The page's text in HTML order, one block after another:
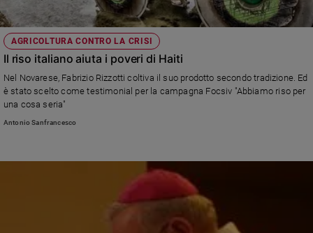
AGRICOLTURA CONTRO LA CRISI
Il riso italiano aiuta i poveri di Haiti
Nel Novarese, Fabrizio Rizzotti coltiva il suo prodotto secondo tradizione. Ed
è stato scelto come testimonial per la campagna Focsiv "Abbiamo riso per
una cosa seria"
Antonio Sanfrancesco